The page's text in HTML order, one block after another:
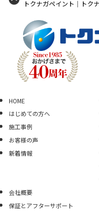
トクナガペイント｜トク
HOME
はじめての方へ
施工事例
お客様の声
新着情報
会社概要
保証とアフターサポート